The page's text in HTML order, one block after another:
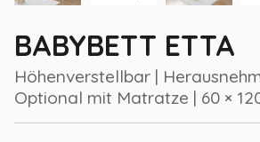
BABYBETT ETTA
Höhenverstellbar |
Optional mit Matratze | 60 ×